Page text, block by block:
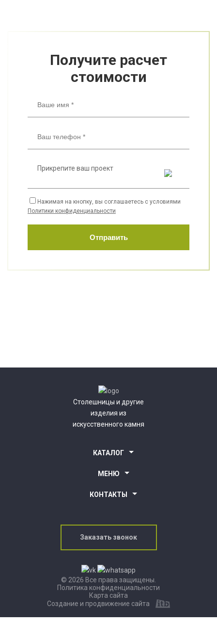
Получите расчет
стоимости
Прикрепите ваш проект
Нажимая на кнопку, вы соглашаетесь с условиями
Политики конфиденциальности
Отправить
Столешницы и другие
изделия из
искусственного камня
КАТАЛОГ
Столешницы для ванной комнаты
Подоконники
МЕНЮ
Новости компании
КОНТАКТЫ
+7 (937) 855-27-05
Заказать звонок
© 2026 Все права защищены.
Политика конфиденциальности
Карта сайта
Создание и продвижение сайта